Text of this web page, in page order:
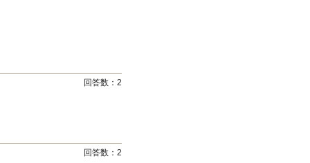
回答数： 2
回答数： 2